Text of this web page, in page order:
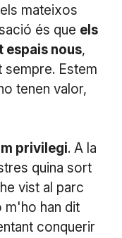
mateixos
és que els
espais nous,
sempre. Estem
tenen valor,
privilegi. A la
quina sort
vist al parc
m'ho han dit
conquerir